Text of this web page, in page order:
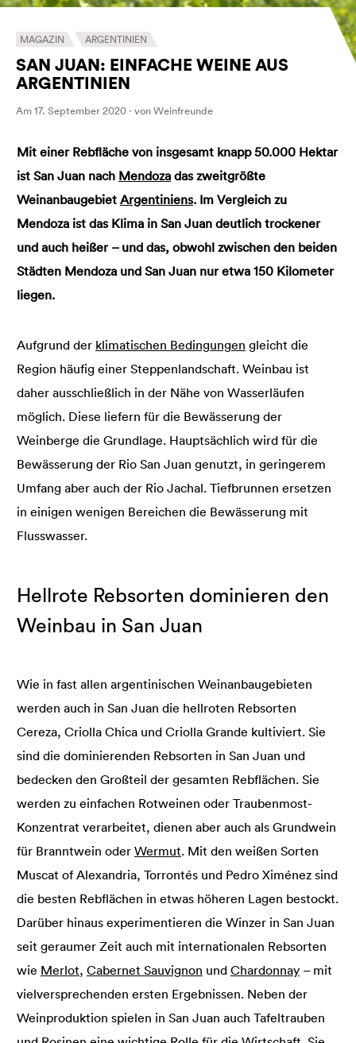
MAGAZIN ARGENTINIEN
SAN JUAN: EINFACHE WEINE AUS
ARGENTINIEN
Am 17. September 2020 · von Weinfreunde
Mit einer Rebfläche von insgesamt knapp 50.000 Hektar
ist San Juan nach Mendoza das zweitgrößte
Weinanbaugebiet Argentiniens. Im Vergleich zu
Mendoza ist das Klima in San Juan deutlich trockener
und auch heißer – und das, obwohl zwischen den beiden
Städten Mendoza und San Juan nur etwa 150 Kilometer
liegen.
Aufgrund der klimatischen Bedingungen gleicht die
Region häufig einer Steppenlandschaft. Weinbau ist
daher ausschließlich in der Nähe von Wasserläufen
möglich. Diese liefern für die Bewässerung der
Weinberge die Grundlage. Hauptsächlich wird für die
Bewässerung der Rio San Juan genutzt, in geringerem
Umfang aber auch der Rio Jachal. Tiefbrunnen ersetzen
in einigen wenigen Bereichen die Bewässerung mit
Flusswasser.
Hellrote Rebsorten dominieren den
Weinbau in San Juan
Wie in fast allen argentinischen Weinanbaugebieten
werden auch in San Juan die hellroten Rebsorten
Cereza, Criolla Chica und Criolla Grande kultiviert. Sie
sind die dominierenden Rebsorten in San Juan und
bedecken den Großteil der gesamten Rebflächen. Sie
werden zu einfachen Rotweinen oder Traubenmost-
Konzentrat verarbeitet, dienen aber auch als Grundwein
für Branntwein oder Wermut. Mit den weißen Sorten
Muscat of Alexandria, Torrontés und Pedro Ximénez sind
die besten Rebflächen in etwas höheren Lagen bestockt.
Darüber hinaus experimentieren die Winzer in San Juan
seit geraumer Zeit auch mit internationalen Rebsorten
wie Merlot, Cabernet Sauvignon und Chardonnay – mit
vielversprechenden ersten Ergebnissen. Neben der
Weinproduktion spielen in San Juan auch Tafeltrauben